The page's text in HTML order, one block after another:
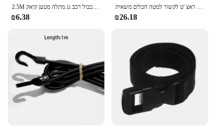
₪6.38 ₪26.18